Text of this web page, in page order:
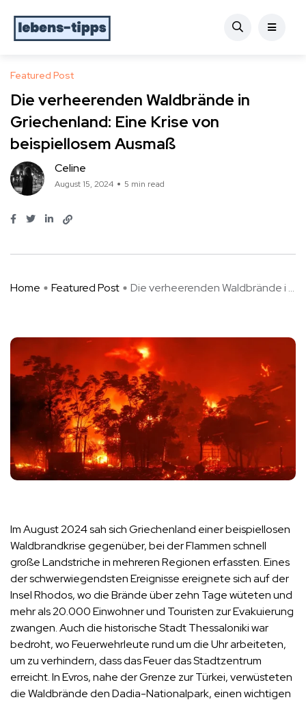
Featured Post
Die verheerenden Waldbrände in
Griechenland: Eine Krise von
beispiellosem Ausmaß
Celine
August 15, 2024 5 min read
Home Featured Post Die verheerenden Waldbrände i ...
Im August 2024 sah sich Griechenland einer beispiellosen
Waldbrandkrise gegenüber, bei der Flammen schnell
große Landstriche in mehreren Regionen erfassten. Eines
der schwerwiegendsten Ereignisse ereignete sich auf der
Insel Rhodos, wo die Brände über zehn Tage wüteten und
mehr als 20.000 Einwohner und Touristen zur Evakuierung
zwangen. Auch die historische Stadt Thessaloniki war
bedroht, wo Feuerwehrleute rund um die Uhr arbeiteten,
um zu verhindern, dass das Feuer das Stadtzentrum
erreicht. In Evros, nahe der Grenze zur Türkei, verwüsteten
die Waldbrände den Dadia-Nationalpark, einen wichtigen